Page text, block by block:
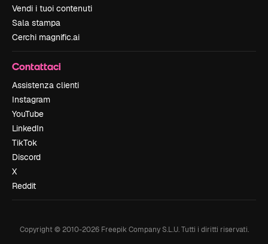
Vendi i tuoi contenuti
Sala stampa
Cerchi magnific.ai
Contattaci
Assistenza clienti
Instagram
YouTube
LinkedIn
TikTok
Discord
X
Reddit
Copyright © 2010-2026Freepik Company S.L.U. Tutti i diritti riservati.